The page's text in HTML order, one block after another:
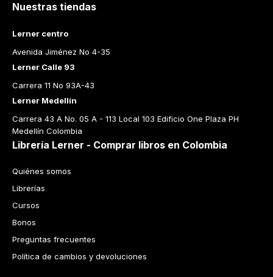
Nuestras tiendas
Lerner centro
Avenida Jiménez No 4-35
Lerner Calle 93
Carrera 11 No 93A-43
Lerner Medellín
Carrera 43 A No. 05 A - 113 Local 103 Edificio One Plaza PH
Medellín Colombia
Librería Lerner - Comprar libros en Colombia
Quiénes somos
Librerías
Cursos
Bonos
Preguntas frecuentes
Política de cambios y devoluciones